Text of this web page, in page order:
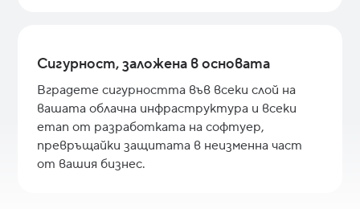
Сигурност, заложена в основата
Вградете сигурността във всеки слой на
вашата облачна инфраструктура и всеки
етап от разработката на софтуер,
превръщайки защитата в неизменна част
от вашия бизнес.